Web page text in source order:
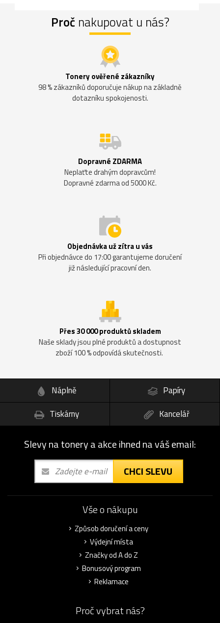
Proč nakupovat u nás?
Tonery ověřené zákazníky
98 % zákazníků doporučuje nákup na základně
dotazníku spokojenosti.
Dopravné ZDARMA
Neplaťte drahým dopravcům!
Dopravné zdarma od 5000 Kč.
Objednávka už zítra u vás
Při objednávce do 17:00 garantujeme doručení
již následující pracovní den.
Přes 30 000 produktů skladem
Naše sklady jsou plné produktů a dostupnost
zboží 100 % odpovídá skutečnosti.
Náplně
Papíry
Tiskárny
Kancelář
Slevy na tonery a akce ihned na váš email:
CHCI SLEVU
Vše o nákupu
Způsob doručení a ceny
Výdejní místa
Značky od A do Z
Bonusový program
Reklamace
Proč vybrat nás?